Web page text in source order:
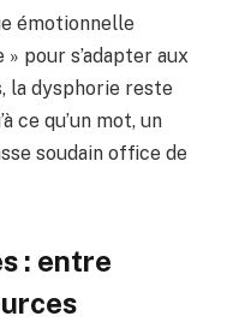
émotionnelle
pour s’adapter aux
la dysphorie reste
ce qu’un mot, un
soudain office de
: entre